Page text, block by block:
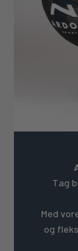
Tag
Med
og